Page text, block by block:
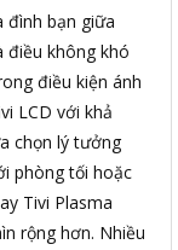
đình bạn giữa
điều không khó
điều kiện ánh
LCD với khả
chọn lý tưởng
phòng tối hoặc
Tivi Plasma
rộng hơn. Nhiều